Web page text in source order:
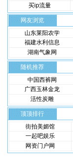
买ip流量
网友浏览
山东莱阳农学
福建水利信息
湖南气象网
随机推荐
中国西裤网
广西玉林金龙
活性炭雕
顶顶排行
街拍美媚馆
一起吧娱乐
网资门户网